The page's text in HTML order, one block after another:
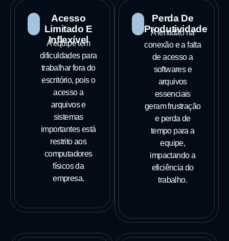
Acesso
Limitado E
Inflexível
A equipe tem
dificuldades para
trabalhar fora do
escritório, pois o
acesso a
arquivos e
sistemas
importantes está
restrito aos
computadores
físicos da
empresa.
Perda De
Produtividade
A lentidão na
conexão e a falta
de acesso a
softwares e
arquivos
essenciais
geram frustração
e perda de
tempo para a
equipe,
impactando a
eficiência do
trabalho.